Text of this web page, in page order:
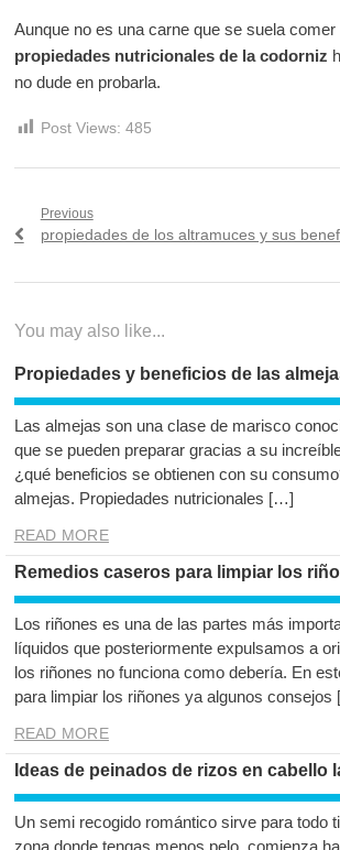
Aunque no es una carne que se suela
propiedades nutricionales de la codorniz
no dude en probarla.
Post Views: 485
Navegación
Previous
Previous
propiedades de los altramuces y sus
You may also like...
Propiedades y beneficios de las
Las almejas son una clase de marisco
que se pueden preparar gracias a su
¿qué beneficios se obtienen con su
almejas. Propiedades nutricionales […]
READ MORE
Remedios caseros para limpiar los
Los riñones es una de las partes más
líquidos que posteriormente expulsamos a
los riñones no funciona como debería. En
para limpiar los riñones ya algunos
READ MORE
Ideas de peinados de rizos en cabello
Un semi recogido romántico sirve para todo
zona donde tengas menos pelo, comienza